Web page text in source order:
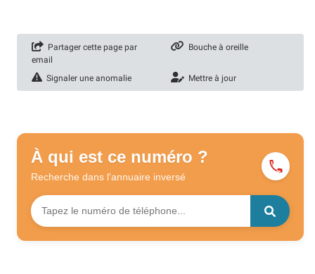
Partager cette page par
email
Bouche à oreille
Signaler une anomalie Mettre à jour
À qui est ce numéro ?
Recherche dans l'annuaire inversé